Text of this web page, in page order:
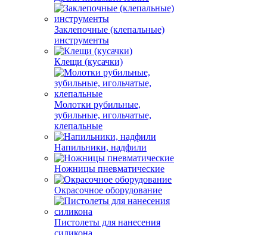
Заклепочные (клепальные)
инструменты
Клещи (кусачки)
Молотки рубильные,
зубильные, игольчатые,
клепальные
Напильники, надфили
Ножницы пневматические
Окрасочное оборудование
Пистолеты для нанесения
силикона